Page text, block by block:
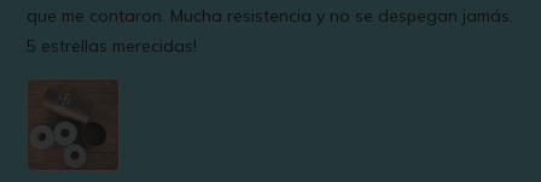
que me contaron. Mucha resistencia y no se despegan jamás.
5 estrellas merecidas!